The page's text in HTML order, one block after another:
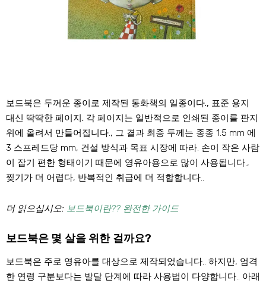
보드북은 두꺼운 종이로 제작된 동화책의 일종이다., 표준 용지
대신 딱딱한 페이지. 각 페이지는 일반적으로 인쇄된 종이를 판지
위에 올려서 만들어집니다., 그 결과 최종 두께는 종종 1.5 mm 에
3 스프레드당 mm, 건설 방식과 목표 시장에 따라. 손이 작은 사람
이 잡기 편한 형태이기 때문에 영유아용으로 많이 사용됩니다.,
찢기가 더 어렵다, 반복적인 취급에 더 적합합니다..
더 읽으십시오: 보드북이란?? 완전한 가이드
보드북은 몇 살을 위한 걸까요?
보드북은 주로 영유아를 대상으로 제작되었습니다.. 하지만, 엄격
한 연령 구분보다는 발달 단계에 따라 사용법이 다양합니다.. 아래